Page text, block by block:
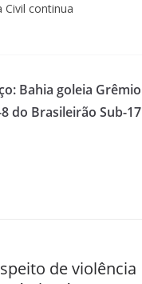
Civil continua
Bahia goleia Grêmio
do Brasileirão Sub-17
de violência